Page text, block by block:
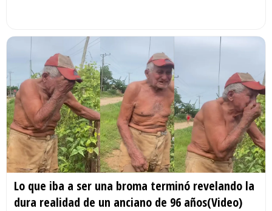
Lo que iba a ser una broma terminó revelando la
dura realidad de un anciano de 96 años(Video)